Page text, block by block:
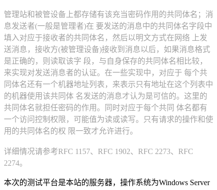
管理站和被管设备上都存储有该充当密码作用的共同体名；消
息发送者(一般是管理者)在 要发送的消息中的共同体名字段中
填入对应于接收者的共同体名，然后以明文方式在网络 上发
送消息，接收方(被管理设备)接收到消息以后，如果消息格式
是正确的，则读取该字 段，与自身保存的共同体名相比较，
来实现对发送消息者的认证。在一些实现中，对应于 每个共
同体名还有一个机器地址列表，来表示只有地址在这个列表中
的机器使用该共同体 名发送的消息才认为是可信的。这里的
共同体名就担任密码的作用。同时对应于每个共同 体名都有
一个访问控制权限，可能值为读或读写。只有请求的操作和使
用的共同体名的权 限一致才允许进行。
详细情况请参考RFC 1157、RFC 1902、RFC 2273、RFC
2274。
本次的测试平台是本站的服务器，操作系统为Windows Server